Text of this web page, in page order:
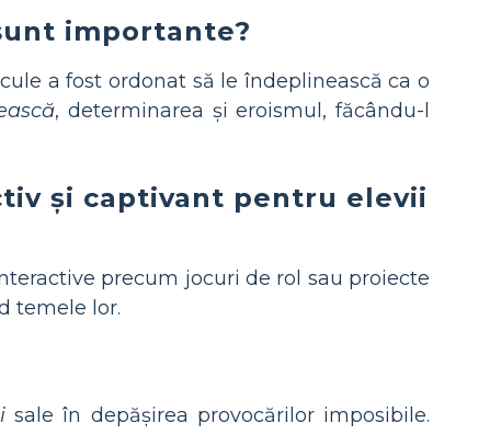
importante?
a fost ordonat să le îndeplinească ca o
, determinarea și eroismul, făcându-l
și captivant pentru elevii
precum jocuri de rol sau proiecte
temele lor.
sale în depășirea provocărilor imposibile.